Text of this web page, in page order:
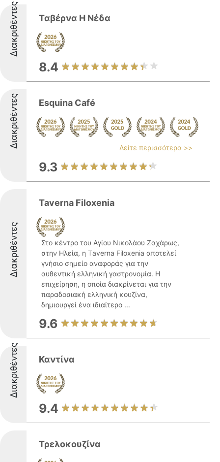
Διακριθέντες Ταβέρνα Η Νέδα
8.4
Διακριθέντες Esquina Café
Δείτε περισσότερα >>
9.3
Διακριθέντες
Taverna Filoxenia
Στο κέντρο του Αγίου Νικολάου Ζαχάρως,
στην Ηλεία, η Τaverna Filoxenia αποτελεί
γνήσιο σημείο αναφοράς για την
αυθεντική ελληνική γαστρονομία. Η
επιχείρηση, η οποία διακρίνεται για την
παραδοσιακή ελληνική κουζίνα,
δημιουργεί ένα ιδιαίτερο ...
9.6
Διακριθέντες Καντίνα
9.4
Τρελοκουζίνα